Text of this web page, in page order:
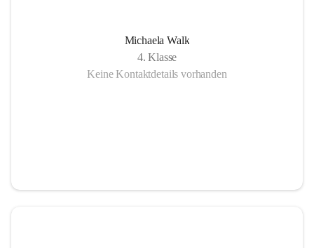
Michaela Walk
4. Klasse
Keine Kontaktdetails vorhanden